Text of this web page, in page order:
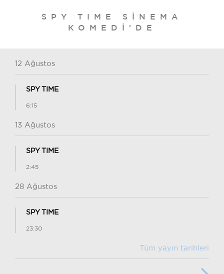
SPY TIME SINEMA
KOMEDI'DE
12 Ağustos
SPY TIME
6:15
13 Ağustos
SPY TIME
2:45
28 Ağustos
SPY TIME
23:30
Tüm yayın tarihleri